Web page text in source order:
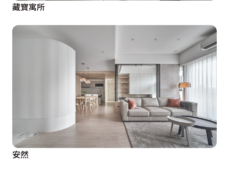
藏寶寓所
安然